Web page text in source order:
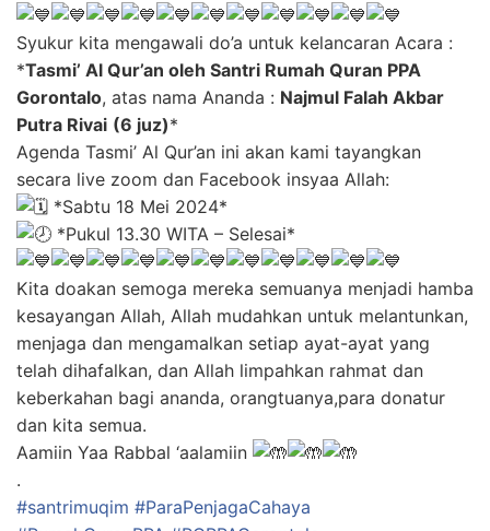
Syukur kita mengawali do’a untuk kelancaran Acara :
*Tasmi’ Al Qur’an oleh Santri Rumah Quran PPA
Gorontalo, atas nama Ananda : Najmul Falah Akbar
Putra Rivai (6 juz)*
Agenda Tasmi’ Al Qur’an ini akan kami tayangkan
secara live zoom dan Facebook insyaa Allah:
*Sabtu 18 Mei 2024*
*Pukul 13.30 WITA – Selesai*
Kita doakan semoga mereka semuanya menjadi hamba
kesayangan Allah, Allah mudahkan untuk melantunkan,
menjaga dan mengamalkan setiap ayat-ayat yang
telah dihafalkan, dan Allah limpahkan rahmat dan
keberkahan bagi ananda, orangtuanya,para donatur
dan kita semua.
Aamiin Yaa Rabbal ‘aalamiin
.
#santrimuqim #ParaPenjagaCahaya